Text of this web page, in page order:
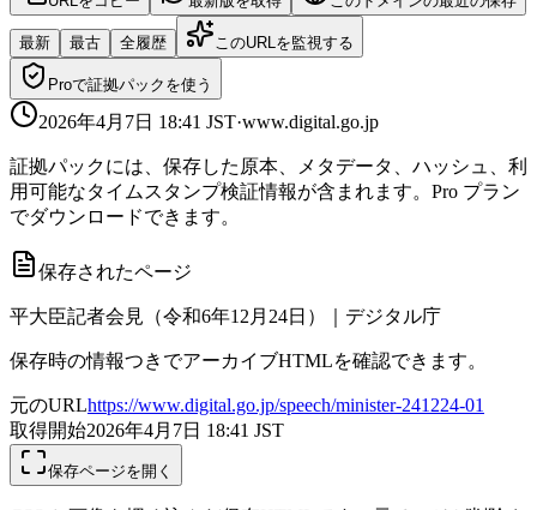
最新 最古 全履歴 このURLを監視する
Proで証拠パックを使う
2026年4月7日 18:41 JST·www.digital.go.jp
証拠パックには、保存した原本、メタデータ、ハッシュ、利
用可能なタイムスタンプ検証情報が含まれます。Pro プラン
でダウンロードできます。
保存されたページ
平大臣記者会見（令和6年12月24日）｜デジタル庁
保存時の情報つきでアーカイブHTMLを確認できます。
元のURLhttps://www.digital.go.jp/speech/minister-241224-01
取得開始2026年4月7日 18:41 JST
保存ページを開く